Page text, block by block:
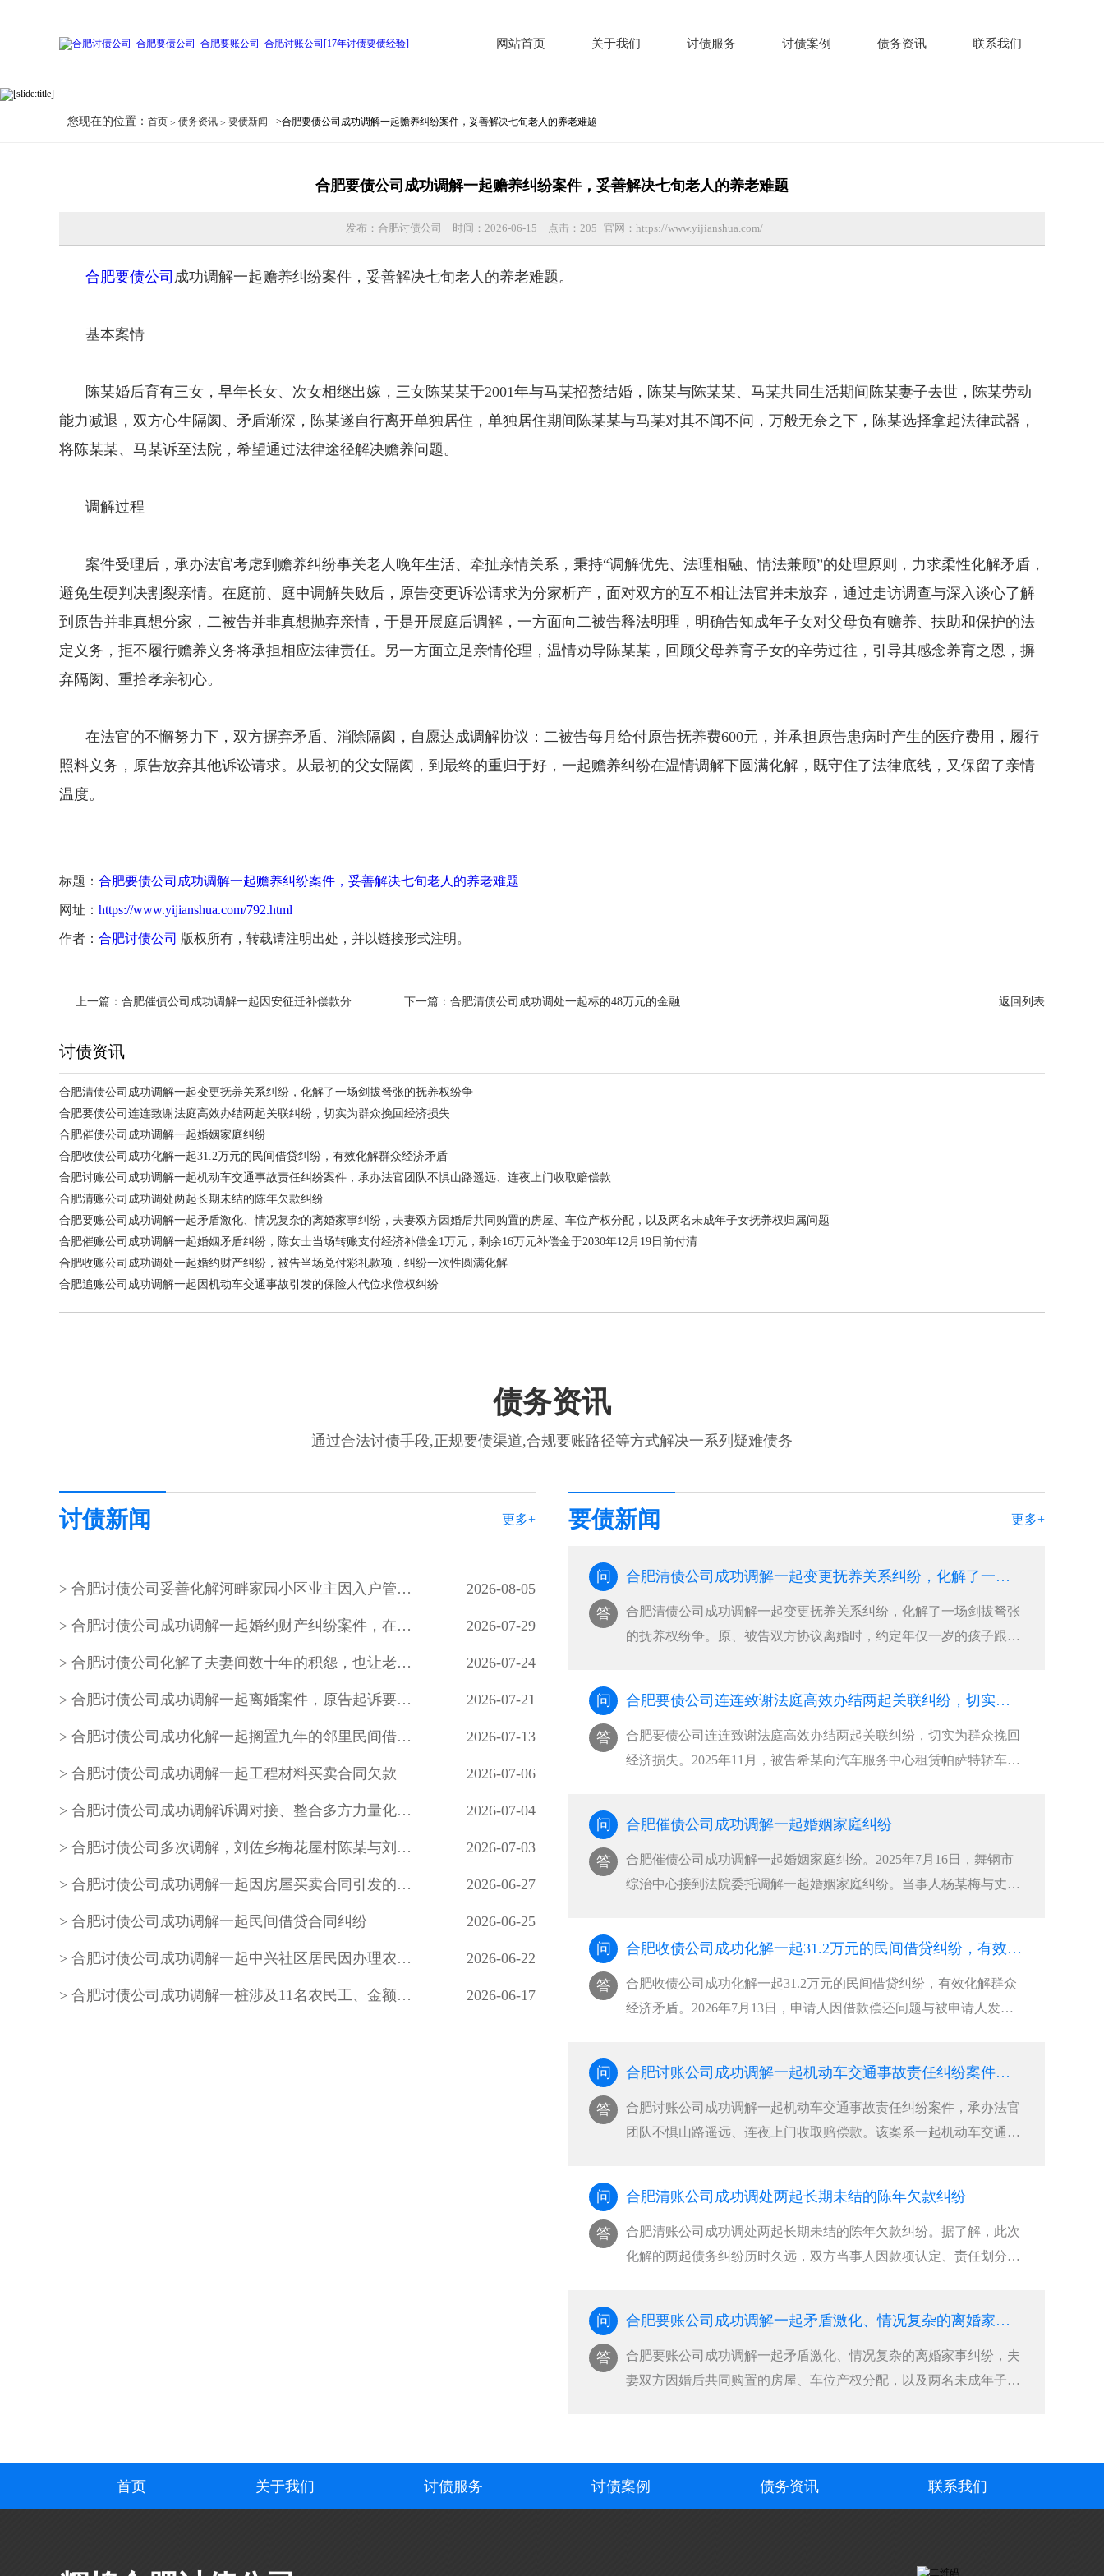
网站首页 关于我们 讨债服务 讨债案例 债务资讯 联系我们
您现在的位置： 首页 债务资讯 要债新闻 >合肥要债公司成功调解一起赡养纠纷案件，妥善解决七旬老人的养老难题
合肥要债公司成功调解一起赡养纠纷案件，妥善解决七旬老人的养老难题
发布：合肥讨债公司 时间：2026-06-15 点击： 205 官网：https://www.yijianshua.com/
合肥要债公司 成功调解一起赡养纠纷案件，妥善解决七旬老人的养老难题。
基本案情
陈某婚后育有三女，早年长女、次女相继出嫁，三女陈某某于2001年与马某招赘结婚，陈某与陈某某、马某共同生活期间陈某妻子去世，陈某劳动
能力减退，双方心生隔阂、矛盾渐深，陈某遂自行离开单独居住，单独居住期间陈某某与马某对其不闻不问，万般无奈之下，陈某选择拿起法律武器，
将陈某某、马某诉至法院，希望通过法律途径解决赡养问题。
调解过程
案件受理后，承办法官考虑到赡养纠纷事关老人晚年生活、牵扯亲情关系，秉持“调解优先、法理相融、情法兼顾”的处理原则，力求柔性化解矛盾，
避免生硬判决割裂亲情。在庭前、庭中调解失败后，原告变更诉讼请求为分家析产，面对双方的互不相让法官并未放弃，通过走访调查与深入谈心了解
到原告并非真想分家，二被告并非真想抛弃亲情，于是开展庭后调解，一方面向二被告释法明理，明确告知成年子女对父母负有赡养、扶助和保护的法
定义务，拒不履行赡养义务将承担相应法律责任。另一方面立足亲情伦理，温情劝导陈某某，回顾父母养育子女的辛劳过往，引导其感念养育之恩，摒
弃隔阂、重拾孝亲初心。
在法官的不懈努力下，双方摒弃矛盾、消除隔阂，自愿达成调解协议：二被告每月给付原告抚养费600元，并承担原告患病时产生的医疗费用，履行
照料义务，原告放弃其他诉讼请求。从最初的父女隔阂，到最终的重归于好，一起赡养纠纷在温情调解下圆满化解，既守住了法律底线，又保留了亲情
温度。
标题： 合肥要债公司成功调解一起赡养纠纷案件，妥善解决七旬老人的养老难题
网址： https://www.yijianshua.com/792.html
作者： 合肥讨债公司 版权所有，转载请注明出处，并以链接形式注明。
上一篇： 合肥催债公司成功调解一起因安征迁补偿款分配引发的家庭纠纷 下一篇： 合肥清债公司成功调处一起标的48万元的金融借款合同纠纷，在调解员耐心的沟通调解下，双方达成调解协议 返回列表
讨债资讯
合肥清债公司成功调解一起变更抚养关系纠纷，化解了一场剑拔弩张的抚养权纷争
合肥要债公司连连致谢法庭高效办结两起关联纠纷，切实为群众挽回经济损失
合肥催债公司成功调解一起婚姻家庭纠纷
合肥收债公司成功化解一起31.2万元的民间借贷纠纷，有效化解群众经济矛盾
合肥讨账公司成功调解一起机动车交通事故责任纠纷案件，承办法官团队不惧山路遥远、连夜上门收取赔偿款
合肥清账公司成功调处两起长期未结的陈年欠款纠纷
合肥要账公司成功调解一起矛盾激化、情况复杂的离婚家事纠纷，夫妻双方因婚后共同购置的房屋、车位产权分配，以及两名未成年子女抚养权归属问题
合肥催账公司成功调解一起婚姻矛盾纠纷，陈女士当场转账支付经济补偿金1万元，剩余16万元补偿金于2030年12月19日前付清
合肥收账公司成功调处一起婚约财产纠纷，被告当场兑付彩礼款项，纠纷一次性圆满化解
合肥追账公司成功调解一起因机动车交通事故引发的保险人代位求偿权纠纷
债务资讯
通过合法讨债手段,正规要债渠道,合规要账路径等方式解决一系列疑难债务
讨债新闻 更多+
合肥讨债公司妥善化解河畔家园小区业主因入户管控、物业服务争议引发的物业费拒缴纠纷 2026-08-05
合肥讨债公司成功调解一起婚约财产纠纷案件，在承办法官的耐心调解下，双方当事人自愿达成调解协议，有效化解了矛盾纠纷 2026-07-29
合肥讨债公司化解了夫妻间数十年的积怨，也让老年夫妻懂得包容与沟通的重要性，用柔性调解守护晚年婚姻温情 2026-07-24
合肥讨债公司成功调解一起离婚案件，原告起诉要求与被告离婚并要求被告返还彩礼1万元 2026-07-21
合肥讨债公司成功化解一起搁置九年的邻里民间借贷积案，以法理相融的柔性调解 2026-07-13
合肥讨债公司成功调解一起工程材料买卖合同欠款 2026-07-06
合肥讨债公司成功调解诉调对接、整合多方力量化解小额网络知识产权纠纷 2026-07-04
合肥讨债公司多次调解，刘佐乡梅花屋村陈某与刘佐乡段窑社区刘某握手言和，双方签订人民调解协议书，一起因务工引起的事故纠纷案结事了 2026-07-03
合肥讨债公司成功调解一起因房屋买卖合同引发的民间借贷纠纷，既保障了当事人的合法权益，也避免当事人陷入冗长的诉讼程序，更从根源上化解了矛盾 2026-06-27
合肥讨债公司成功调解一起民间借贷合同纠纷 2026-06-25
合肥讨债公司成功调解一起中兴社区居民因办理农村房照引发的债务纠纷 2026-06-22
合肥讨债公司成功调解一桩涉及11名农民工、金额达28万余元的劳务欠薪纠纷 2026-06-17
要债新闻 更多+
问 合肥清债公司成功调解一起变更抚养关系纠纷，化解了一场剑拔弩张的抚养权纷争
答
合肥清债公司成功调解一起变更抚养关系纠纷，化解了一场剑拔弩张
的抚养权纷争。原、被告双方协议离婚时，约定年仅一岁的孩子跟随
···
问 合肥要债公司连连致谢法庭高效办结两起关联纠纷，切实为群众挽回经济损失
答
合肥要债公司连连致谢法庭高效办结两起关联纠纷，切实为群众挽回
经济损失。2025年11月，被告希某向汽车服务中心租赁帕萨特轿车，
···
问 合肥催债公司成功调解一起婚姻家庭纠纷
答
合肥催债公司成功调解一起婚姻家庭纠纷。2025年7月16日，舞钢市
综治中心接到法院委托调解一起婚姻家庭纠纷。当事人杨某梅与丈夫
讼···
问 合肥收债公司成功化解一起31.2万元的民间借贷纠纷，有效化解群众经济矛盾
答
合肥收债公司成功化解一起31.2万元的民间借贷纠纷，有效化解群众
经济矛盾。2026年7月13日，申请人因借款偿还问题与被申请人发生
并···
问 合肥讨账公司成功调解一起机动车交通事故责任纠纷案件，承办法官团队不惧山路遥远、连夜上门收取赔偿款
答
合肥讨账公司成功调解一起机动车交通事故责任纠纷案件，承办法官
团队不惧山路遥远、连夜上门收取赔偿款。该案系一起机动车交通事
···
问 合肥清账公司成功调处两起长期未结的陈年欠款纠纷
答
合肥清账公司成功调处两起长期未结的陈年欠款纠纷。据了解，此次
化解的两起债务纠纷历时久远，双方当事人因款项认定、责任划分等
···
问 合肥要账公司成功调解一起矛盾激化、情况复杂的离婚家事纠纷，夫妻双方因婚后共同购置的房屋、车位产权分配，以及两名未成年子女抚养权归属问题
答
合肥要账公司成功调解一起矛盾激化、情况复杂的离婚家事纠纷，夫
妻双方因婚后共同购置的房屋、车位产权分配，以及两名未成年子女
首页 关于我们 讨债服务 讨债案例 债务资讯 联系我们